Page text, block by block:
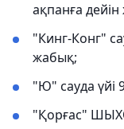
ақпанға
"Кинг-Конг"
жабық;
"Ю" сауда үйі
"Қорғас"